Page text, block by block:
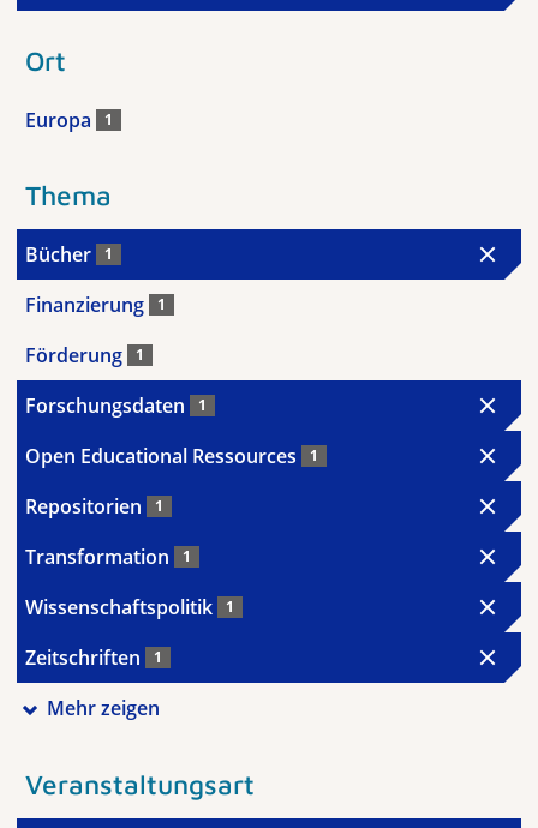
Ort
Europa 1
Thema
Bücher 1
Finanzierung 1
Förderung 1
Forschungsdaten 1
Open Educational Ressources 1
Repositorien 1
Transformation 1
Wissenschaftspolitik 1
Zeitschriften 1
Mehr zeigen
Veranstaltungsart